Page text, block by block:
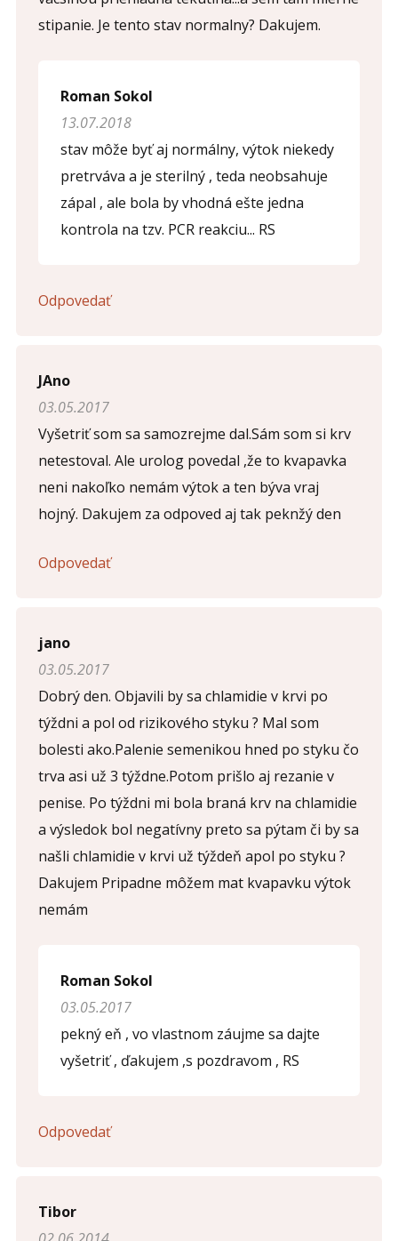
stipanie. Je tento stav normalny? Dakujem.
Roman Sokol
13.07.2018
stav môže byť aj normálny, výtok niekedy
pretrváva a je sterilný , teda neobsahuje
zápal , ale bola by vhodná ešte jedna
kontrola na tzv. PCR reakciu... RS
Odpovedať
JAno
03.05.2017
Vyšetriť som sa samozrejme dal.Sám som si krv
netestoval. Ale urolog povedal ,že to kvapavka
neni nakoľko nemám výtok a ten býva vraj
hojný. Dakujem za odpoved aj tak peknžý den
Odpovedať
jano
03.05.2017
Dobrý den. Objavili by sa chlamidie v krvi po
týždni a pol od rizikového styku ? Mal som
bolesti ako.Palenie semenikou hned po styku čo
trva asi už 3 týždne.Potom prišlo aj rezanie v
penise. Po týždni mi bola braná krv na chlamidie
a výsledok bol negatívny preto sa pýtam či by sa
našli chlamidie v krvi už týždeň apol po styku ?
Dakujem Pripadne môžem mat kvapavku výtok
nemám
Roman Sokol
03.05.2017
pekný eň , vo vlastnom záujme sa dajte
vyšetriť , ďakujem ,s pozdravom , RS
Odpovedať
Tibor